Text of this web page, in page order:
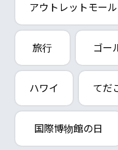
アウトレットモール
旅行 ゴー
ハワイ てだ
国際博物館の日